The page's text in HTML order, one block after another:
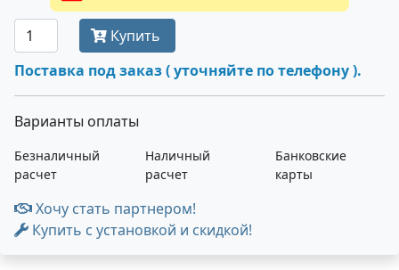
Купить
Поставка под заказ ( уточняйте по телефону ).
Варианты оплаты
Безналичный
расчет
Наличный
расчет
Банковские
карты
Хочу стать партнером!
Купить с установкой и скидкой!